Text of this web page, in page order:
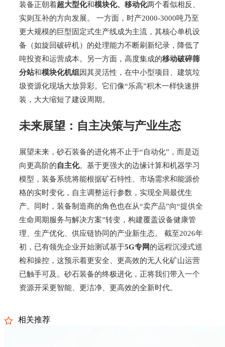
装备正朝着超大型化和模块化、移动化两个看似相反、
实则互补的方向发展。 一方面，时产2000-3000吨乃至
更大规模的巨型固定式生产线成为主流，其核心单机设
备（如旋回破碎机）的处理能力不断刷新纪录，降低了
吨投资和运营成本。另一方面，高度集成的移动破碎筛
分站和模块化机组 因其灵活性，在中小型项目、建筑垃
圾资源化现场大放异彩。它们像“乐高”积木一样快速拼
装，大大缩短了建设周期。
未来展望：自主决策与产业生态
展望未来，砂石装备的进化将不止于“自动化”，而是迈
向更高阶的自主化。基于更强大的边缘计算和机器学习
模型，装备系统将能根据矿石特性、市场需求和能源价
格的实时变化，自主调整运行参数，实现全局最优生
产。同时，装备制造商的角色也在从“卖产品”向“提供全
生命周期服务与解决方案”转变，构建覆盖设备健康管
理、生产优化、供应链协同的产业新生态。 截至2026年
初，已有领先企业开始测试基于5G专网的远程沉浸式巡
检和操控，这预示着更安全、更高效的无人化矿山运营
已触手可及。砂石装备的终极进化，正将我们带入一个
资源开采更智能、更洁净、更高效的全新时代。
相关推荐